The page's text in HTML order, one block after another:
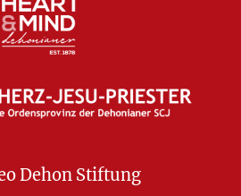
Dehon Stiftung